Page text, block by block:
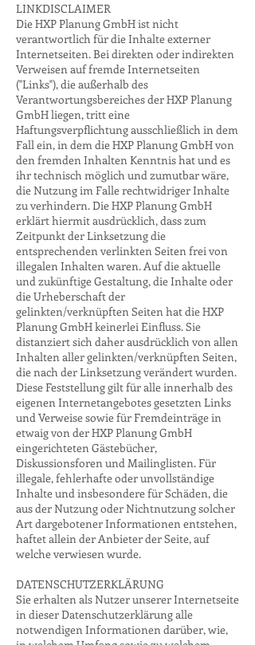
LINKDISCLAIMER
Die HXP Planung GmbH ist nicht
verantwortlich für die Inhalte externer
Internetseiten. Bei direkten oder indirekten
Verweisen auf fremde Internetseiten
("Links"), die außerhalb des
Verantwortungsbereiches der HXP Planung
GmbH liegen, tritt eine
Haftungsverpflichtung ausschließlich in dem
Fall ein, in dem die HXP Planung GmbH von
den fremden Inhalten Kenntnis hat und es
ihr technisch möglich und zumutbar wäre,
die Nutzung im Falle rechtwidriger Inhalte
zu verhindern. Die HXP Planung GmbH
erklärt hiermit ausdrücklich, dass zum
Zeitpunkt der Linksetzung die
entsprechenden verlinkten Seiten frei von
illegalen Inhalten waren. Auf die aktuelle
und zukünftige Gestaltung, die Inhalte oder
die Urheberschaft der
gelinkten/verknüpften Seiten hat die HXP
Planung GmbH keinerlei Einfluss. Sie
distanziert sich daher ausdrücklich von allen
Inhalten aller gelinkten/verknüpften Seiten,
die nach der Linksetzung verändert wurden.
Diese Feststellung gilt für alle innerhalb des
eigenen Internetangebotes gesetzten Links
und Verweise sowie für Fremdeinträge in
etwaig von der HXP Planung GmbH
eingerichteten Gästebücher,
Diskussionsforen und Mailinglisten. Für
illegale, fehlerhafte oder unvollständige
Inhalte und insbesondere für Schäden, die
aus der Nutzung oder Nichtnutzung solcher
Art dargebotener Informationen entstehen,
haftet allein der Anbieter der Seite, auf
welche verwiesen wurde.
DATENSCHUTZERKLÄRUNG
Sie erhalten als Nutzer unserer Internetseite
in dieser Datenschutzerklärung alle
notwendigen Informationen darüber, wie,